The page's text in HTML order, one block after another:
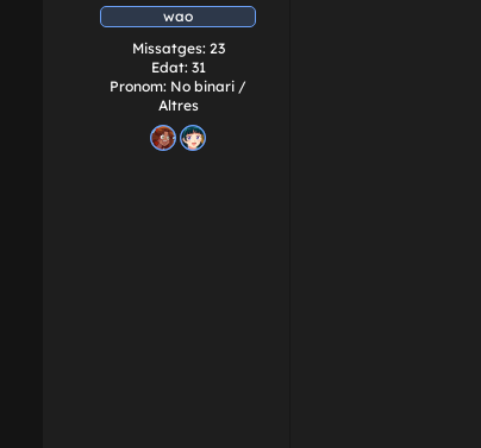
wao
Missatges: 23
Edat: 31
Pronom: No binari /
Altres